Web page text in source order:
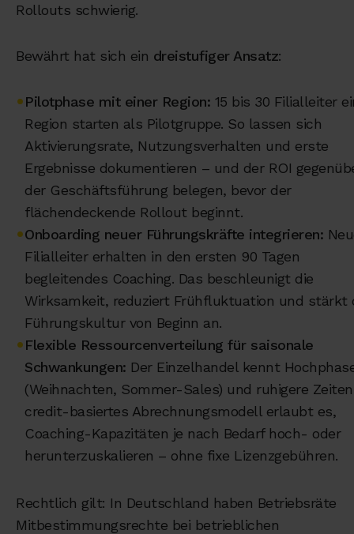
Rollouts schwierig.
Bewährt hat sich ein dreistufiger Ansatz:
•Pilotphase mit einer Region: 15 bis 30 Filialleiter
Region starten als Pilotgruppe. So lassen sich
Aktivierungsrate, Nutzungsverhalten und erste
Ergebnisse dokumentieren – und der ROI
der Geschäftsführung belegen, bevor der
flächendeckende Rollout beginnt.
•Onboarding neuer Führungskräfte integrieren:
Filialleiter erhalten in den ersten 90 Tagen
begleitendes Coaching. Das beschleunigt die
Wirksamkeit, reduziert Frühfluktuation und stärkt
Führungskultur von Beginn an.
•Flexible Ressourcenverteilung für saisonale
Schwankungen: Der Einzelhandel kennt
(Weihnachten, Sommer-Sales) und ruhigere
credit-basiertes Abrechnungsmodell erlaubt es,
Coaching-Kapazitäten je nach Bedarf hoch- oder
herunterzuskalieren – ohne fixe Lizenzgebühren.
Rechtlich gilt: In Deutschland haben Betriebsräte
Mitbestimmungsrechte bei betrieblichen